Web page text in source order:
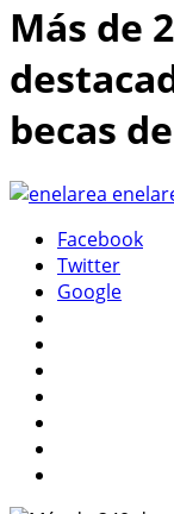
Más de
becas
Facebook
Twitter
Google